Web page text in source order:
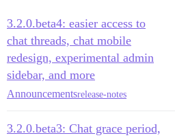
3.2.0.beta4: easier access to
chat threads, chat mobile
redesign, experimental admin
sidebar, and more
Announcementsrelease-notes
3.2.0.beta3: Chat grace period,